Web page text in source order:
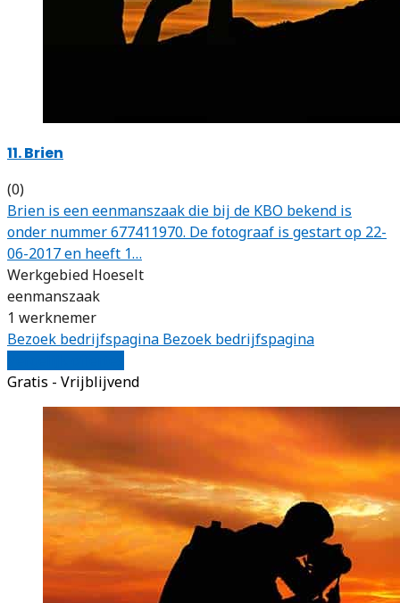
11. Brien
(0)
Brien is een eenmanszaak die bij de KBO bekend is
onder nummer 677411970. De fotograaf is gestart op 22-
06-2017 en heeft 1…
Werkgebied Hoeselt
eenmanszaak
1 werknemer
Bezoek bedrijfspagina Bezoek bedrijfspagina
Gratis - Vrijblijvend